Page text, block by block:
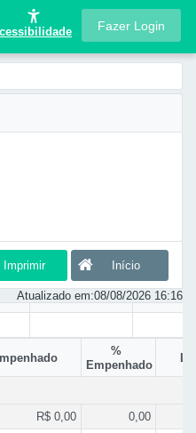
Fazer Login
Imprimir Início
Atualizado em:08/08/2026 16:16
%
Empenhado
R$ 0,00
0,00